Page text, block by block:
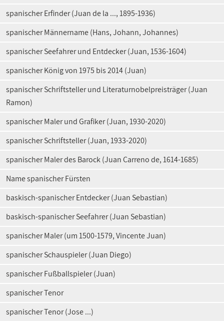
spanischer Erfinder (Juan de la ..., 1895-1936)
spanischer Männername (Hans, Johann, Johannes)
spanischer Seefahrer und Entdecker (Juan, 1536-1604)
spanischer König von 1975 bis 2014 (Juan)
spanischer Schriftsteller und Literaturnobelpreisträger (Juan
Ramon)
spanischer Maler und Grafiker (Juan, 1930-2020)
spanischer Schriftsteller (Juan, 1933-2020)
spanischer Maler des Barock (Juan Carreno de, 1614-1685)
Name spanischer Fürsten
baskisch-spanischer Entdecker (Juan Sebastian)
baskisch-spanischer Seefahrer (Juan Sebastian)
spanischer Maler (um 1500-1579, Vincente Juan)
spanischer Schauspieler (Juan Diego)
spanischer Fußballspieler (Juan)
spanischer Tenor
spanischer Tenor (Jose ...)